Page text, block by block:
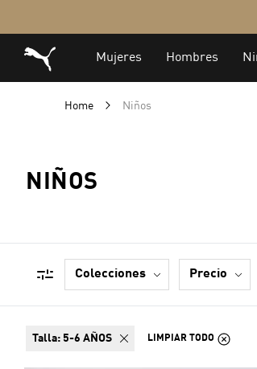
Home Niños
NIÑOS
colecciones precio
talla: 5-6 AÑOS LIMPIAR TODO